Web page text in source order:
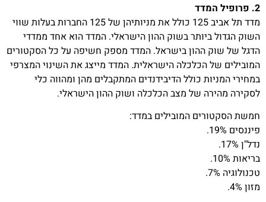
2. פרופיל המדד
מדד תל אביב 125 כולל את מניותיהן של 125 החברות בעלות שווי
השוק הגדול ביותר בשוק ההון הישראלי. המדד הוא אחד ממדדי
הדגל של שוק ההון בישראל. המדד מספק חשיפה על כל הסקטורים
המובילים של הכלכלה הישראלית. המדד מייצג את השינוי המצרפי
במחירי המניות כולל הדיבידנדים המתקבלים מהן ומהווה כלי
לסקירה מהירה של מצב הכלכלה ושוק ההון הישראלי.
חמשת הסקטורים המובילים במדד:
פיננסים 19%.
נדל"ן 17%.
בריאות 10%.
טכנולוגיה 7%.
מזון 4%.